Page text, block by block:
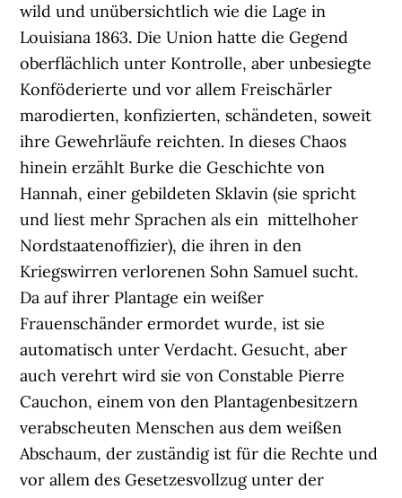
wild und unübersichtlich wie die Lage in
Louisiana 1863. Die Union hatte die Gegend
oberflächlich unter Kontrolle, aber unbesiegte
Konföderierte und vor allem Freischärler
marodierten, konfizierten, schändeten, soweit
ihre Gewehrläufe reichten. In dieses Chaos
hinein erzählt Burke die Geschichte von
Hannah, einer gebildeten Sklavin (sie spricht
und liest mehr Sprachen als ein mittelhoher
Nordstaatenoffizier), die ihren in den
Kriegswirren verlorenen Sohn Samuel sucht.
Da auf ihrer Plantage ein weißer
Frauenschänder ermordet wurde, ist sie
automatisch unter Verdacht. Gesucht, aber
auch verehrt wird sie von Constable Pierre
Cauchon, einem von den Plantagenbesitzern
verabscheuten Menschen aus dem weißen
Abschaum, der zuständig ist für die Rechte und
vor allem des Gesetzesvollzug unter der